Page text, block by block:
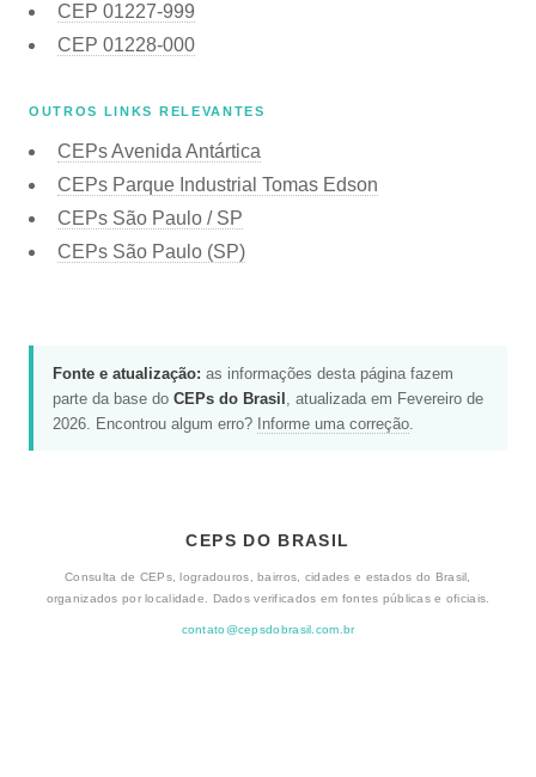
CEP 01227-999
CEP 01228-000
OUTROS LINKS RELEVANTES
CEPs Avenida Antártica
CEPs Parque Industrial Tomas Edson
CEPs São Paulo / SP
CEPs São Paulo (SP)
Fonte e atualização: as informações desta página fazem
parte da base do CEPs do Brasil , atualizada em Fevereiro de
2026. Encontrou algum erro? Informe uma correção
CEPS DO BRASIL
Consulta de CEPs, logradouros, bairros, cidades e estados do Brasil,
organizados por localidade. Dados verificados em fontes públicas e oficiais.
contato@cepsdobrasil.com.br